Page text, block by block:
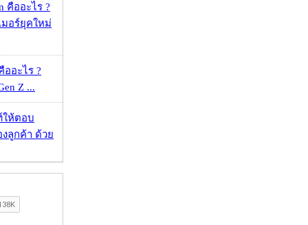
คืออะไร ?
อร์ยุคใหม่
ออะไร ?
Z ...
ห้ตอบ
ลูกค้า ด้วย